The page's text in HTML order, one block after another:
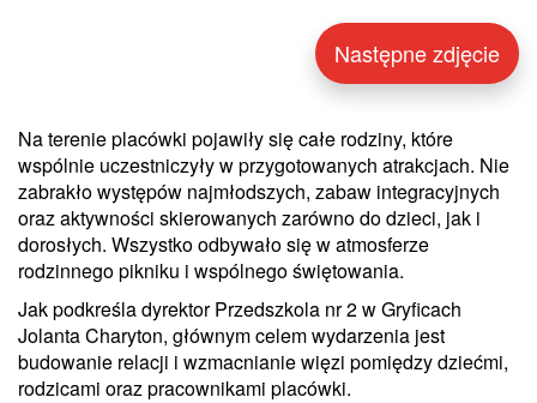
Następne zdjęcie
Na terenie placówki pojawiły się całe rodziny, które
wspólnie uczestniczyły w przygotowanych atrakcjach. Nie
zabrakło występów najmłodszych, zabaw integracyjnych
oraz aktywności skierowanych zarówno do dzieci, jak i
dorosłych. Wszystko odbywało się w atmosferze
rodzinnego pikniku i wspólnego świętowania.
Jak podkreśla dyrektor Przedszkola nr 2 w Gryficach
Jolanta Charyton, głównym celem wydarzenia jest
budowanie relacji i wzmacnianie więzi pomiędzy dziećmi,
rodzicami oraz pracownikami placówki.